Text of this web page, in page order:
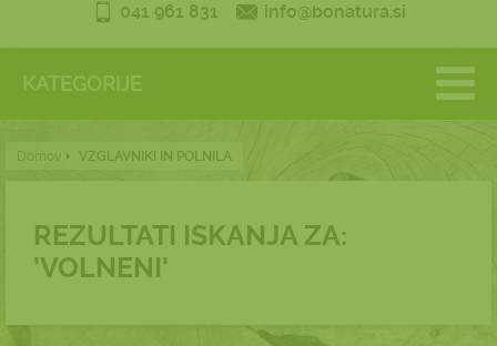
041 961 831 info@bonatura.si
KATEGORIJE
Domov VZGLAVNIKI IN POLNILA
REZULTATI ISKANJA ZA:
'VOLNENI'